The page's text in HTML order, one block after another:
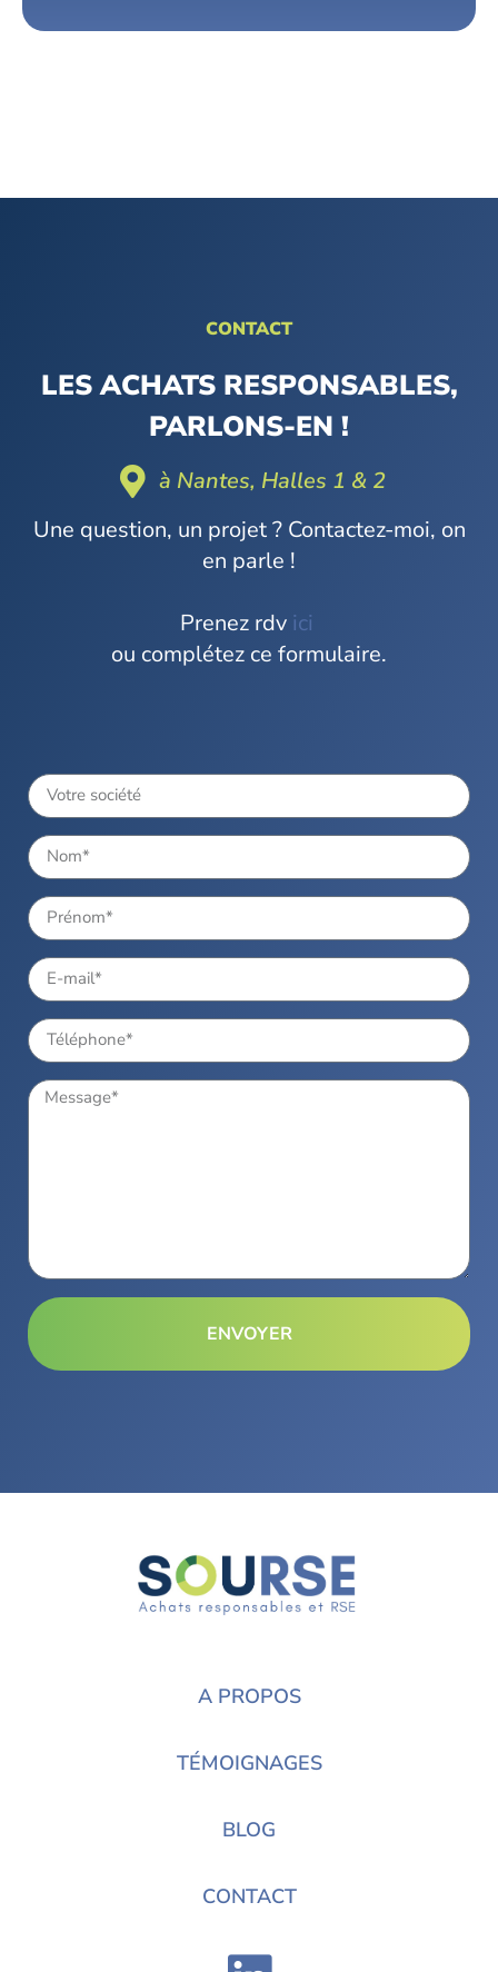
CONTACT
LES ACHATS RESPONSABLES,
PARLONS-EN !
à Nantes, Halles 1 & 2
Une question, un projet ? Contactez-moi, on
en parle !
Prenez rdv ici
ou complétez ce formulaire.
ENVOYER
A PROPOS
TÉMOIGNAGES
BLOG
CONTACT